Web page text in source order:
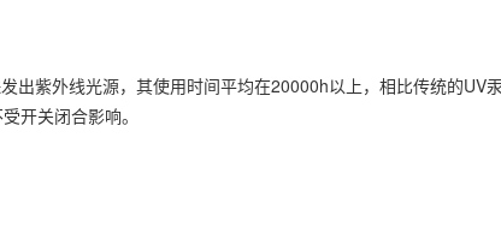
出紫外线光源，其使用时间平均在20000h以上，相比传统的
开关闭合影响。